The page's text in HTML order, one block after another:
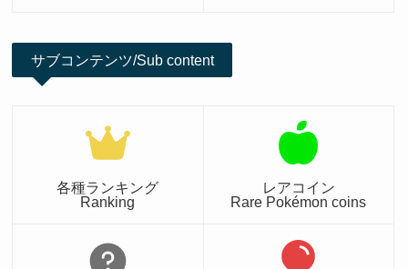
サブコンテンツ/Sub content
各種ランキング
Ranking
レアコイン
Rare Pokémon coins